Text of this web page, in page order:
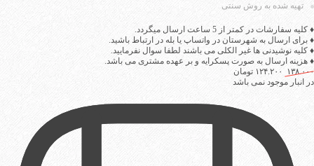
تهیه شده به روش سنتی
♦ کلیه سفارشات در کمتر از 5 ساعت ارسال میگردد.
♦ برای ارسال به شهرستان در واتساپ یا بله در ارتباط باشید.
♦ کلیه نوشیدنی ها غیر الکلی می باشند لطفا سوال نفرمایید.
♦ هزینه ارسال به صورت پسکرایه و بر عهده مشتری می باشد.
۱۳۸.۰۰۰
۱۲۴.۲۰۰ تومان
در انبار موجود نمی باشد